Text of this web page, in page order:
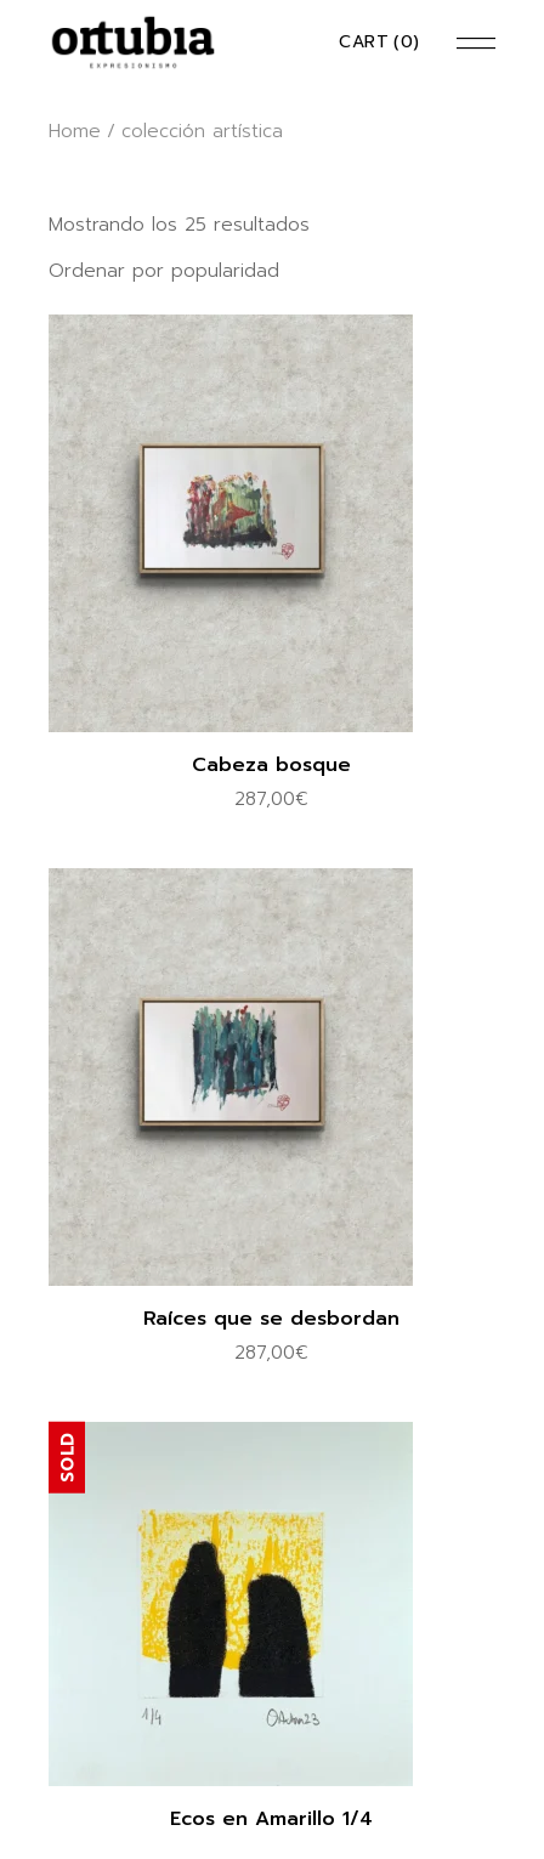
content
CART (0)
Home colección artística
Mostrando los 25 resultados
Ordenar por popularidad
Cabeza bosque
287,00€
Raíces que se desbordan
287,00€
SOLD
Ecos en Amarillo 1/4